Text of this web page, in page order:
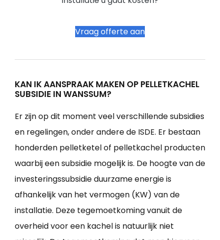
Vraag offerte aan
KAN IK AANSPRAAK MAKEN OP PELLETKACHEL
SUBSIDIE IN WANSSUM?
Er zijn op dit moment veel verschillende subsidies
en regelingen, onder andere de ISDE. Er bestaan
honderden pelletketel of pelletkachel producten
waarbij een subsidie mogelijk is. De hoogte van de
investeringssubsidie duurzame energie is
afhankelijk van het vermogen (KW) van de
installatie. Deze tegemoetkoming vanuit de
overheid voor een kachel is natuurlijk niet